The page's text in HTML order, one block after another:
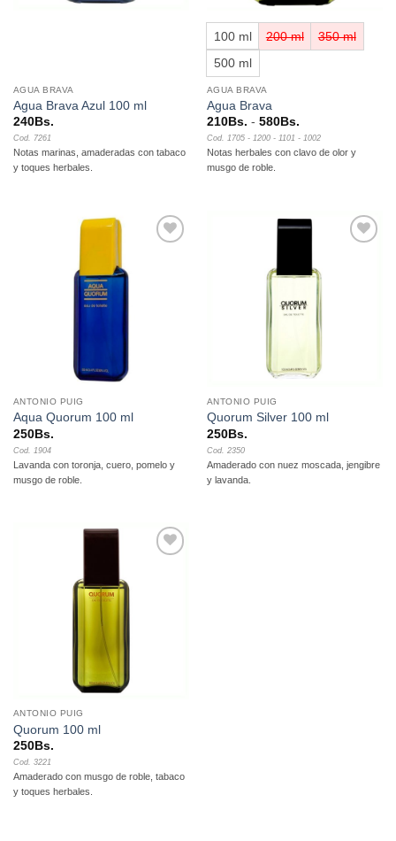
AGUA BRAVA
Agua Brava Azul 100 ml
240Bs.
Cod. 7261
Notas marinas, amaderadas con tabaco
y toques herbales.
100 ml 200 ml 350 ml
500 ml
AGUA BRAVA
Agua Brava
210Bs. - 580Bs.Rango
de
precios:
desde
Cod. 1705 - 1200 - 1101 - 1002
Notas herbales con clavo de olor y
musgo de roble.
ANTONIO PUIG
Aqua Quorum 100 ml
250Bs.
Cod. 1904
Lavanda con toronja, cuero, pomelo y
musgo de roble.
ANTONIO PUIG
Quorum Silver 100 ml
250Bs.
Cod. 2350
Amaderado con nuez moscada, jengibre
y lavanda.
ANTONIO PUIG
Quorum 100 ml
250Bs.
Cod. 3221
Amaderado con musgo de roble, tabaco
y toques herbales.